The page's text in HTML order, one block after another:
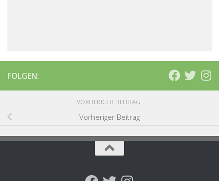
FOLGEN:
VORHERIGER BEITRAG
Vorheriger Beitrag